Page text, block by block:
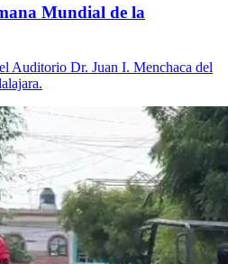
Mundial de la
Auditorio Dr. Juan I. Menchaca del